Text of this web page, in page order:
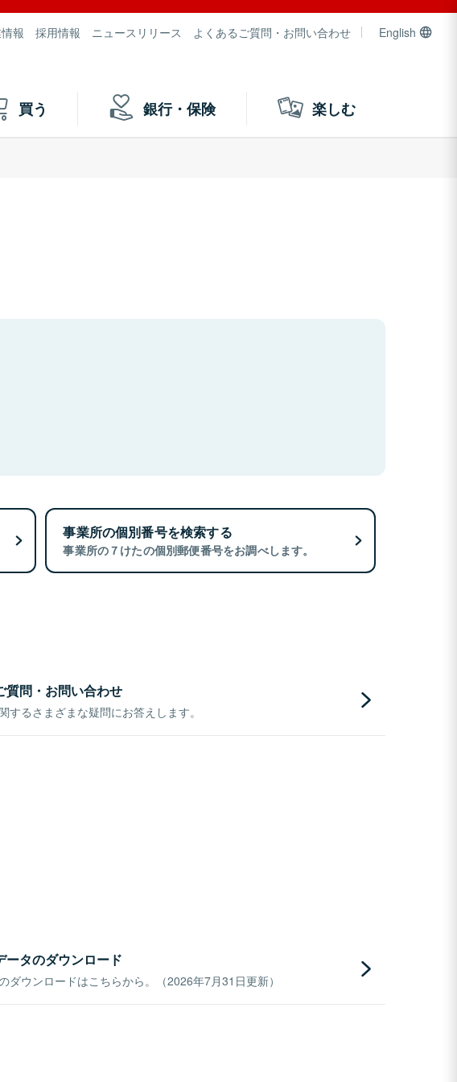
報 採用情報 ニュースリリース よくあるご質問・お問い合わせ English
買う 銀行・保険 楽しむ
事業所の個別番号を検索する
事業所の７けたの個別郵便番号をお調べします。
質問・お問い合わせ
するさまざまな疑問にお答えします。
ータのダウンロード
ダウンロードはこちらから。（2026年7月31日更新）